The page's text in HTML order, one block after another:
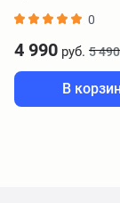
0
4 990 руб. 5 490
В